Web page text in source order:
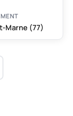
Marne (77)